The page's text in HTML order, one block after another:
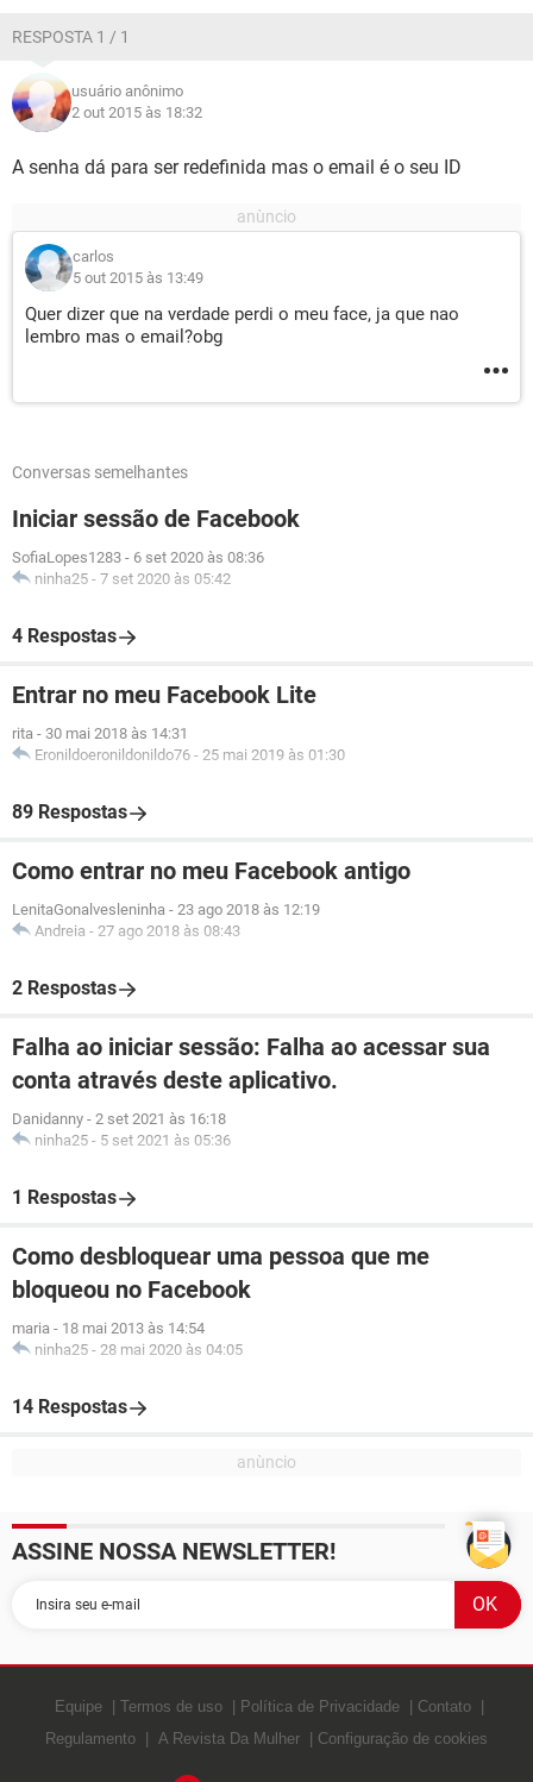
RESPOSTA 1 / 1
usuário anônimo
2 out 2015 às 18:32
A senha dá para ser redefinida mas o email é o seu ID
carlos
5 out 2015 às 13:49
Quer dizer que na verdade perdi o meu face, ja que nao
lembro mas o email?obg
Conversas semelhantes
Iniciar sessão de Facebook
SofiaLopes1283 - 6 set 2020 às 08:36
ninha25 - 7 set 2020 às 05:42
4 Respostas
Entrar no meu Facebook Lite
rita - 30 mai 2018 às 14:31
Eronildoeronildonildo76 - 25 mai 2019 às 01:30
89 Respostas
Como entrar no meu Facebook antigo
LenitaGonalvesleninha - 23 ago 2018 às 12:19
Andreia - 27 ago 2018 às 08:43
2 Respostas
Falha ao iniciar sessão: Falha ao acessar sua
conta através deste aplicativo.
Danidanny - 2 set 2021 às 16:18
ninha25 - 5 set 2021 às 05:36
1 Respostas
Como desbloquear uma pessoa que me
bloqueou no Facebook
maria - 18 mai 2013 às 14:54
ninha25 - 28 mai 2020 às 04:05
14 Respostas
ASSINE NOSSA NEWSLETTER!
Equipe Termos de uso Política de Privacidade
Contato
Regulamento
A Revista Da Mulher Configuração de cookies